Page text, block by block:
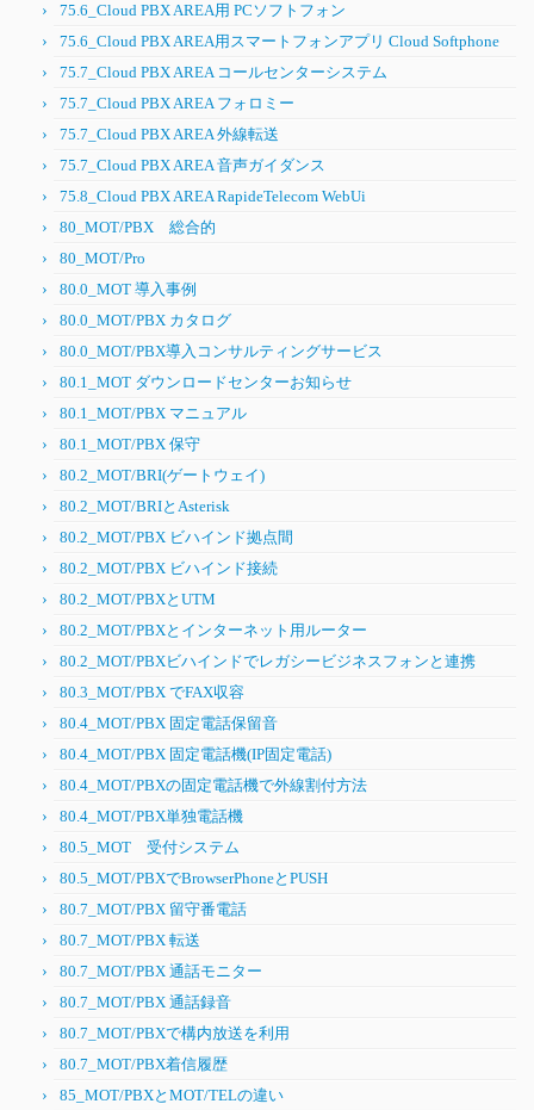
75.6_Cloud PBX AREA用 PCソフトフォン
75.6_Cloud PBX AREA用スマートフォンアプリ Cloud Softphone
75.7_Cloud PBX AREA コールセンターシステム
75.7_Cloud PBX AREA フォロミー
75.7_Cloud PBX AREA 外線転送
75.7_Cloud PBX AREA 音声ガイダンス
75.8_Cloud PBX AREA RapideTelecom WebUi
80_MOT/PBX 総合的
80_MOT/Pro
80.0_MOT 導入事例
80.0_MOT/PBX カタログ
80.0_MOT/PBX導入コンサルティングサービス
80.1_MOT ダウンロードセンターお知らせ
80.1_MOT/PBX マニュアル
80.1_MOT/PBX 保守
80.2_MOT/BRI(ゲートウェイ)
80.2_MOT/BRIとAsterisk
80.2_MOT/PBX ビハインド拠点間
80.2_MOT/PBX ビハインド接続
80.2_MOT/PBXとUTM
80.2_MOT/PBXとインターネット用ルーター
80.2_MOT/PBXビハインドでレガシービジネスフォンと連携
80.3_MOT/PBX でFAX収容
80.4_MOT/PBX 固定電話保留音
80.4_MOT/PBX 固定電話機(IP固定電話)
80.4_MOT/PBXの固定電話機で外線割付方法
80.4_MOT/PBX単独電話機
80.5_MOT 受付システム
80.5_MOT/PBXでBrowserPhoneとPUSH
80.7_MOT/PBX 留守番電話
80.7_MOT/PBX 転送
80.7_MOT/PBX 通話モニター
80.7_MOT/PBX 通話録音
80.7_MOT/PBXで構内放送を利用
80.7_MOT/PBX着信履歴
85_MOT/PBXとMOT/TELの違い